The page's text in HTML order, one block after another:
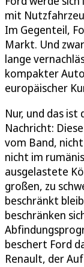
mit
Im Gegenteil,
Markt. Und
lange
kompakter
europäischer
Nur, und das
Nachricht:
vom Band,
nicht im
ausgelastete
großen, zu
beschränkt
beschränken
beschert Ford
Renault, der